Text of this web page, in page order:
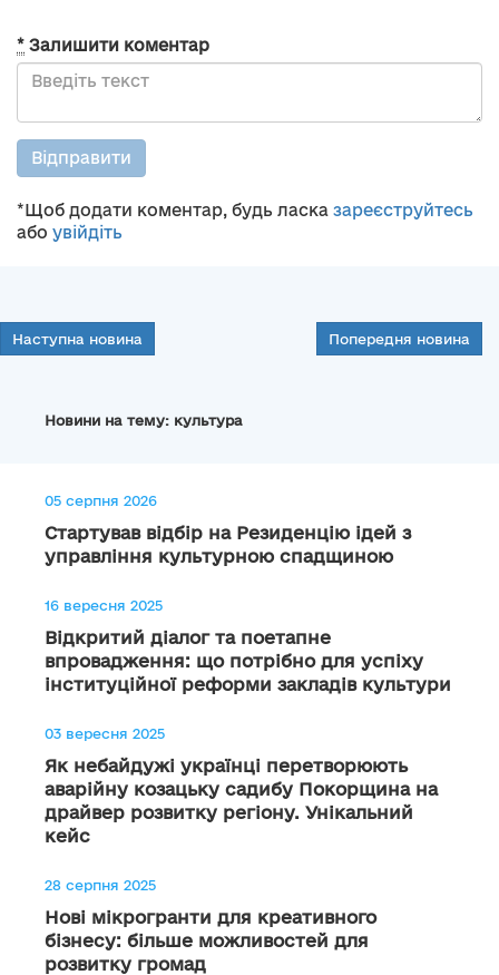
* Залишити коментар
Відправити
*Щоб додати коментар, будь ласка зареєструйтесь
або увійдіть
Наступна новина Попередня новина
Новини на тему: культура
05 серпня 2026
Стартував відбір на Резиденцію ідей з
управління культурною спадщиною
16 вересня 2025
Відкритий діалог та поетапне
впровадження: що потрібно для успіху
інституційної реформи закладів культури
03 вересня 2025
Як небайдужі українці перетворюють
аварійну козацьку садибу Покорщина на
драйвер розвитку регіону. Унікальний
кейс
28 серпня 2025
Нові мікрогранти для креативного
бізнесу: більше можливостей для
розвитку громад